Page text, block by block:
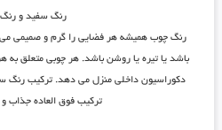
رنگ سفید و
رنگ چوب همیشه هر فضایی را گرم و صمیمی
باشد یا تیره یا روشن باشد. هر چوبی متعلق به
دکوراسیون داخلی منزل می دهد. ترکیب رنگ
ترکیب فوق العاده جذاب